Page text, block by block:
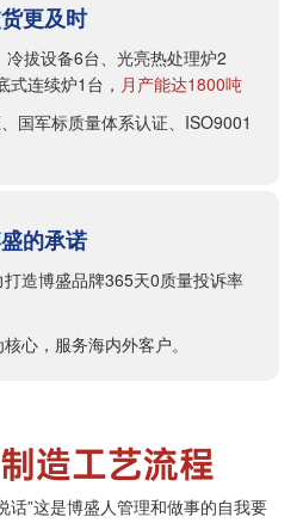
更及时
冷拔设备6台、光亮热处理炉2
式连续炉1台， 月产能达1800吨
国军标质量体系认证、ISO9001
的承诺
造博盛品牌365天0质量投诉率
心，服务海内外客户。
造工艺流程
话”这是博盛人管理和做事的自我要